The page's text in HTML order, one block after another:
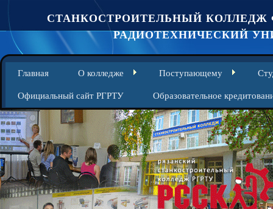
СТАНКОСТРОИТЕЛЬНЫЙ КОЛЛЕДЖ
РАДИОТЕХНИЧЕСКИЙ
Главная О колледже Поступающему
Официальный сайт РГРТУ Образовательное